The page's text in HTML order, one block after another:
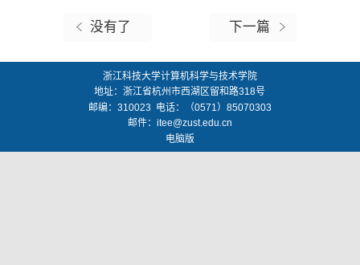
没有了 下一篇
浙江科技大学计算机科学与技术学院
地址：浙江省杭州市西湖区留和路318号
邮编： 310023 电话：（0571）85070303
邮件： itee@zust.edu.cn
电脑版